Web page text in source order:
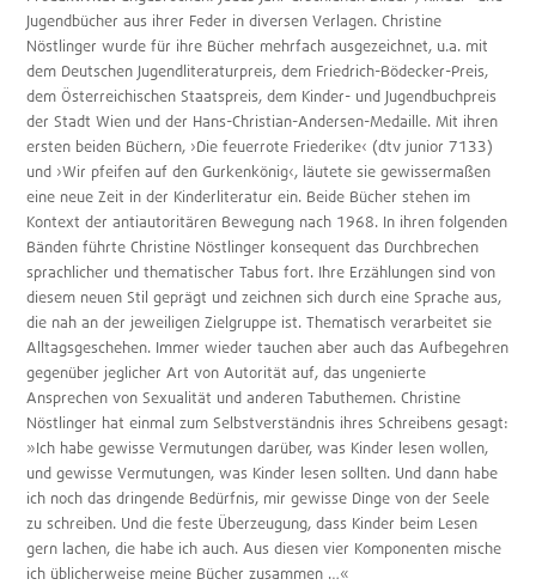
Jugendbücher aus ihrer Feder in diversen Verlagen. Christine
Nöstlinger wurde für ihre Bücher mehrfach ausgezeichnet, u.a. mit
dem Deutschen Jugendliteraturpreis, dem Friedrich-Bödecker-Preis,
dem Österreichischen Staatspreis, dem Kinder- und Jugendbuchpreis
der Stadt Wien und der Hans-Christian-Andersen-Medaille. Mit ihren
ersten beiden Büchern, ›Die feuerrote Friederike‹ (dtv junior 7133)
und ›Wir pfeifen auf den Gurkenkönig‹, läutete sie gewissermaßen
eine neue Zeit in der Kinderliteratur ein. Beide Bücher stehen im
Kontext der antiautoritären Bewegung nach 1968. In ihren folgenden
Bänden führte Christine Nöstlinger konsequent das Durchbrechen
sprachlicher und thematischer Tabus fort. Ihre Erzählungen sind von
diesem neuen Stil geprägt und zeichnen sich durch eine Sprache aus,
die nah an der jeweiligen Zielgruppe ist. Thematisch verarbeitet sie
Alltagsgeschehen. Immer wieder tauchen aber auch das Aufbegehren
gegenüber jeglicher Art von Autorität auf, das ungenierte
Ansprechen von Sexualität und anderen Tabuthemen. Christine
Nöstlinger hat einmal zum Selbstverständnis ihres Schreibens gesagt:
»Ich habe gewisse Vermutungen darüber, was Kinder lesen wollen,
und gewisse Vermutungen, was Kinder lesen sollten. Und dann habe
ich noch das dringende Bedürfnis, mir gewisse Dinge von der Seele
zu schreiben. Und die feste Überzeugung, dass Kinder beim Lesen
gern lachen, die habe ich auch. Aus diesen vier Komponenten mische
ich üblicherweise meine Bücher zusammen …«